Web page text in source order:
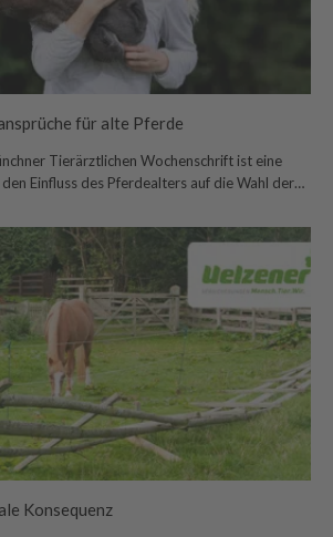
für alte Pferde
Tierärztlichen Wochenschrift ist eine
Einfluss des Pferdealters auf die Wahl der…
Konsequenz